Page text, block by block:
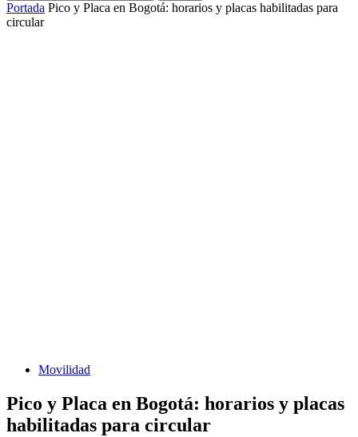
Portada Pico y Placa en Bogotá: horarios y placas habilitadas para
circular
Movilidad
Pico y Placa en Bogotá: horarios y placas
habilitadas para circular